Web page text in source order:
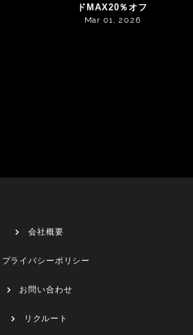
ドMAX20％オフ
Mar 01, 2026
会社概要
プライバシーポリシー
お問い合わせ
リクルート